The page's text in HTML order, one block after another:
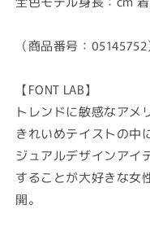
（商品番号：05145752
【FONT LAB】
トレンドに敏感なアメ
きれいめテイストの中
ジュアルデザインアイ
することが大好きな女
開。